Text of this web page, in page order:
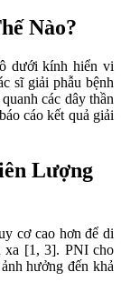
Nào?
dưới kính hiển vi
sĩ giải phẫu bệnh
các dây thần
cáo kết quả giải
Lượng
cơ cao hơn để di
xa [1, 3]. PNI cho
hưởng đến khả